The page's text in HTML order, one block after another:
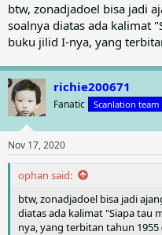
btw, zonadjadoel bisa jadi
soalnya diatas ada kalimat
buku jilid I-nya, yang
richie200671
Fanatic Scanlation team
Nov 17, 2020
ophan said:
btw, zonadjadoel bisa jadi
diatas ada kalimat "Siapa tau
nya, yang terbitan tahun